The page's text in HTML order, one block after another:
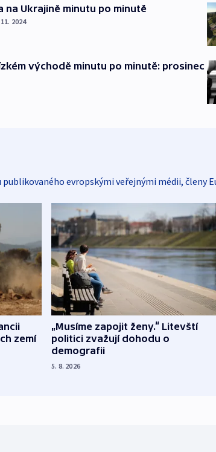
na Ukrajině minutu po minutě
2024
východě minutu po minutě: prosinec
publikovaného evropskými veřejnými médii, členy
zemí
„Musíme zapojit ženy.“ Litevští
politici zvažují dohodu o
demografii
5. 8. 2026